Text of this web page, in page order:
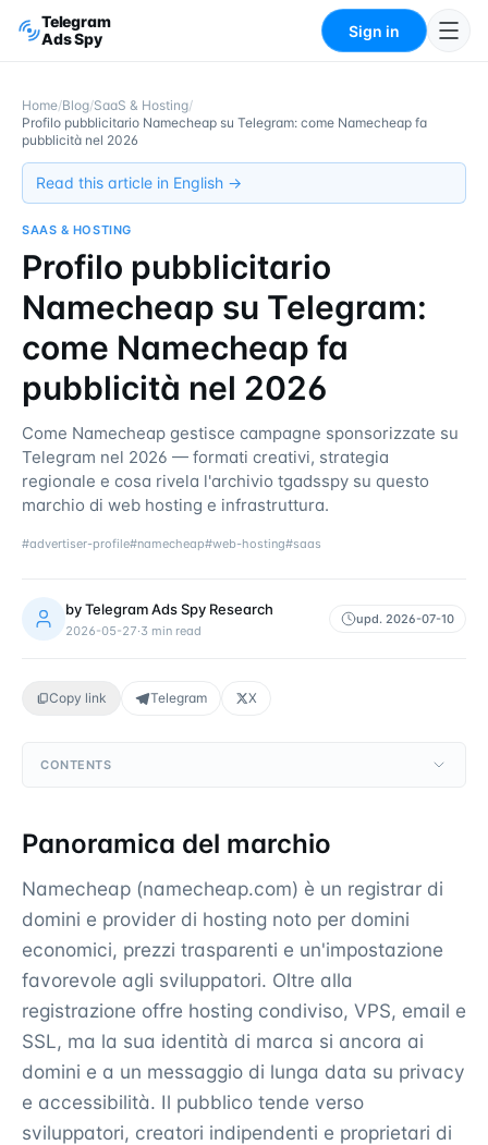
Telegram
Ads Spy
Sign in
Home/Blog/SaaS & Hosting/
Profilo pubblicitario Namecheap su Telegram: come Namecheap fa
pubblicità nel 2026
Read this article in English →
SAAS & HOSTING
Profilo pubblicitario
Namecheap su Telegram:
come Namecheap fa
pubblicità nel 2026
Come Namecheap gestisce campagne sponsorizzate su
Telegram nel 2026 — formati creativi, strategia
regionale e cosa rivela l'archivio tgadsspy su questo
marchio di web hosting e infrastruttura.
#advertiser-profile#namecheap#web-hosting#saas
byTelegram Ads Spy Research
2026-05-27·3 min read
upd. 2026-07-10
Copy link Telegram X
CONTENTS
Panoramica del marchio
Namecheap (namecheap.com) è un registrar di
domini e provider di hosting noto per domini
economici, prezzi trasparenti e un'impostazione
favorevole agli sviluppatori. Oltre alla
registrazione offre hosting condiviso, VPS, email e
SSL, ma la sua identità di marca si ancora ai
domini e a un messaggio di lunga data su privacy
e accessibilità. Il pubblico tende verso
sviluppatori, creatori indipendenti e proprietari di